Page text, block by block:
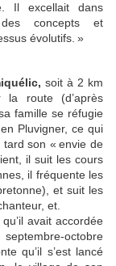
Il excellait dans
des concepts et
évolutifs. »
soit à 2 km
route (d’après
famille se réfugie
Pluvigner, ce qui
tard son « envie de
il suit les cours
il fréquente les
et suit les
et.
avait accordée
octobre
qu’il s’est lancé